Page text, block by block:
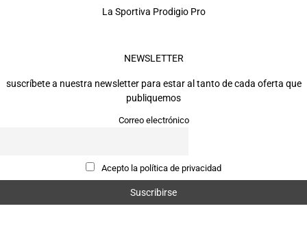
La Sportiva Prodigio Pro
NEWSLETTER
suscríbete a nuestra newsletter para estar al tanto de cada oferta que
publiquemos
Correo electrónico
Acepto la política de privacidad